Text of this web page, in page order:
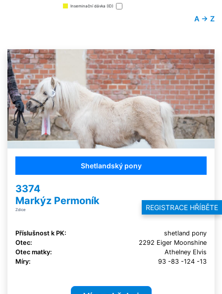
REGISTRACE HŘÍBĚTE
Inseminační dávka (ID)
A → Z
Shetlandský pony
3374
Markýz Permoník
Zdice
Příslušnost k PK:
shetland pony
Otec:
2292 Eiger Moonshine
Otec matky:
Athelney Elvis
Míry:
93 -83 -124 -13